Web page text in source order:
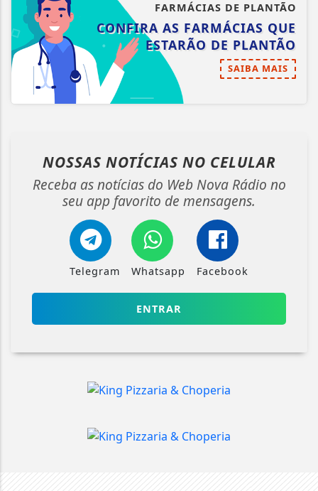
FARMÁCIAS DE PLANTÃO
CONFIRA AS FARMÁCIAS QUE
ESTARÃO DE PLANTÃO
SAIBA MAIS
NOSSAS NOTÍCIAS NO CELULAR
Receba as notícias do Web Nova Rádio no
seu app favorito de mensagens.
Telegram Whatsapp Facebook
ENTRAR